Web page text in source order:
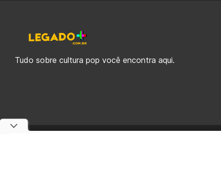
Tudo sobre cultura pop você encontra aqui.